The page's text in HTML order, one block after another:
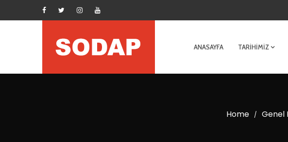
ANASAYFA TARIHIMIZ
Home / Genel